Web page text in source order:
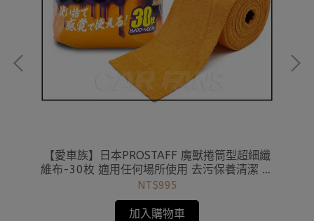
【愛車族】日本PROSTAFF 魔獸捲筒型超細纖
維布-30枚 適用任何場所使用 去污保養清潔 橘
色｜綠色
NT$995
加入購物車